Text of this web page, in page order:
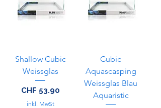
Shallow Cubic
Weissglas
Preis
CHF 53.90
inkl. MwSt
Cubic
Aquascasping
Weissglas Blau
Aquaristic